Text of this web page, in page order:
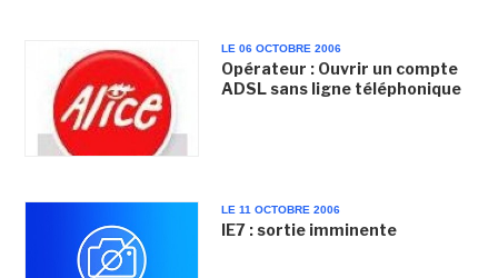
LE 06 OCTOBRE 2006
Opérateur : Ouvrir un compte
ADSL sans ligne téléphonique
LE 11 OCTOBRE 2006
IE7 : sortie imminente